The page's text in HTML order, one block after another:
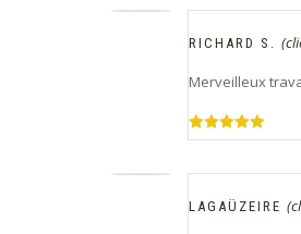
Note5sur
RICHARD S.
Merveilleux
LAGAÜZEIRE